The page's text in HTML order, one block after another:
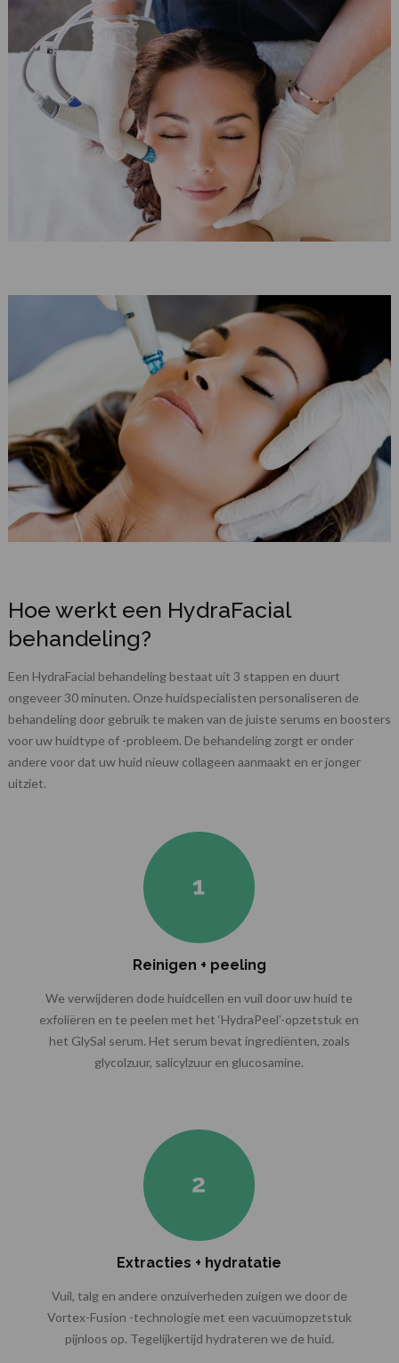
Hoe werkt een HydraFacial
behandeling?
Een HydraFacial behandeling bestaat uit 3 stappen en duurt
ongeveer 30 minuten. Onze huidspecialisten personaliseren de
behandeling door gebruik te maken van de juiste serums en boosters
voor uw huidtype of -probleem. De behandeling zorgt er onder
andere voor dat uw huid nieuw collageen aanmaakt en er jonger
uitziet.
Reinigen + peeling
We verwijderen dode huidcellen en vuil door uw huid te
exfoliëren en te peelen met het ‘HydraPeel’-opzetstuk en
het GlySal serum. Het serum bevat ingrediënten, zoals
glycolzuur, salicylzuur en glucosamine.
Extracties + hydratatie
Vuil, talg en andere onzuiverheden zuigen we door de
Vortex-Fusion -technologie met een vacuümopzetstuk
pijnloos op. Tegelijkertijd hydrateren we de huid.